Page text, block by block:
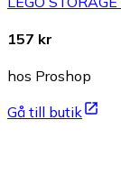
157 kr
hos Proshop
Gå till butik